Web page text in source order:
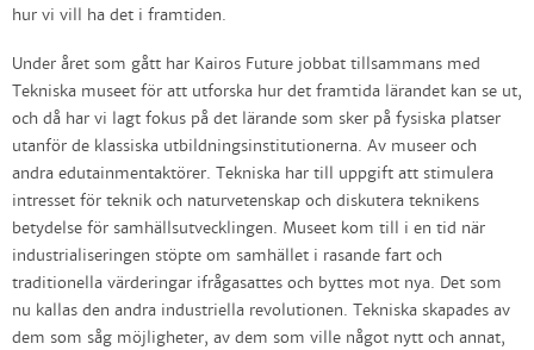
hur vi vill ha det i framtiden.
Under året som gått har Kairos Future jobbat tillsammans med
Tekniska museet för att utforska hur det framtida lärandet kan se ut,
och då har vi lagt fokus på det lärande som sker på fysiska platser
utanför de klassiska utbildningsinstitutionerna. Av museer och
andra edutainmentaktörer. Tekniska har till uppgift att stimulera
intresset för teknik och naturvetenskap och diskutera teknikens
betydelse för samhällsutvecklingen. Museet kom till i en tid när
industrialiseringen stöpte om samhället i rasande fart och
traditionella värderingar ifrågasattes och byttes mot nya. Det som
nu kallas den andra industriella revolutionen. Tekniska skapades av
dem som såg möjligheter, av dem som ville något nytt och annat,